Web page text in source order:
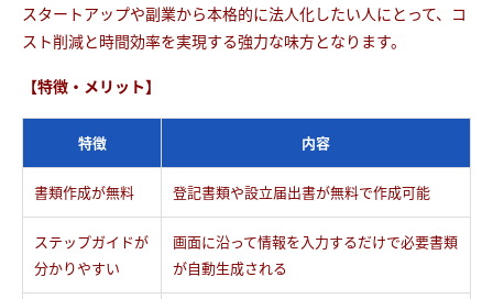
スタートアップや副業から本格的に法人化したい人にとって、コ
スト削減と時間効率を実現する強力な味方となります。
【特徴・メリット】
特徴 内容
書類作成が無料 登記書類や設立届出書が無料で作成可能
ステップガイドが
分かりやすい
画面に沿って情報を入力するだけで必要書類
が自動生成される